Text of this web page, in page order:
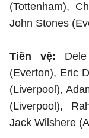
(Tottenham),
John Stones
Tiền vệ:
(Everton), Eric
(Liverpool),
(Liverpool),
Jack Wilshere